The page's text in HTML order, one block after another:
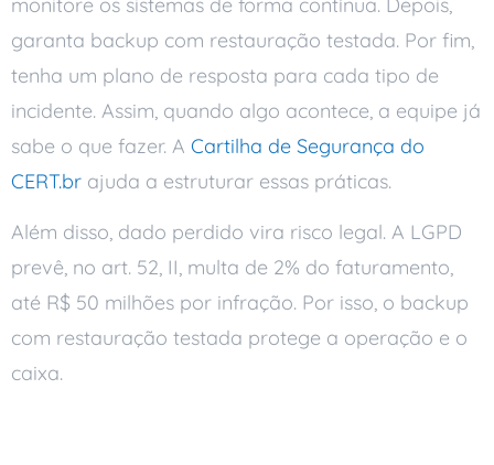
garanta backup com restauração testada. Por fim,
tenha um plano de resposta para cada tipo de
incidente. Assim, quando algo acontece, a equipe já
sabe o que fazer. A Cartilha de Segurança do
CERT.br ajuda a estruturar essas práticas.
Além disso, dado perdido vira risco legal. A LGPD
prevê, no art. 52, II, multa de 2% do faturamento,
até R$ 50 milhões por infração. Por isso, o backup
com restauração testada protege a operação e o
caixa.